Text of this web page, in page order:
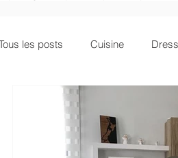
les posts Cuisine
Meuble bibliothèque